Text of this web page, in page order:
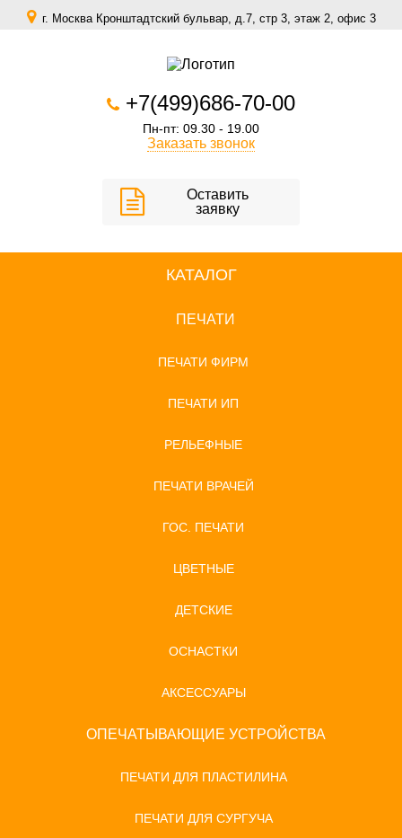
г. Москва Кронштадтский бульвар, д.7, стр 3, этаж 2, офис 3
+7(499)686-70-00
Пн-пт: 09.30 - 19.00
Заказать звонок
Оставить
заявку
КАТАЛОГ
ПЕЧАТИ
ПЕЧАТИ ФИРМ
ПЕЧАТИ ИП
РЕЛЬЕФНЫЕ
ПЕЧАТИ ВРАЧЕЙ
ГОС. ПЕЧАТИ
ЦВЕТНЫЕ
ДЕТСКИЕ
ОСНАСТКИ
АКСЕССУАРЫ
ОПЕЧАТЫВАЮЩИЕ УСТРОЙСТВА
ПЕЧАТИ ДЛЯ ПЛАСТИЛИНА
ПЕЧАТИ ДЛЯ СУРГУЧА